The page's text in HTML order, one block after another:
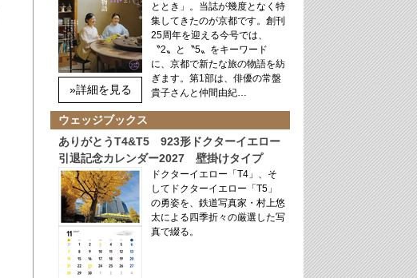
»詳細を見る
ととき」。当誌が幾度となく特
集してきたのが京都です。創刊
25周年を迎える今号では、
〝2〟と〝5〟をキーワード
に、京都で新たな旅の物語を紡
ぎます。第1部は、俳優の常盤
貴子さんと仲間由紀…
ウェッジブックス
ありがとうT4&T5 923形ドクターイエロー
引退記念カレンダー2027 壁掛けタイプ
ドクターイエロー「T4」、そ
してドクターイエロー「T5」
の勇姿を、鉄道写真家・村上悠
太による四季折々の厳選した写
真で綴る。